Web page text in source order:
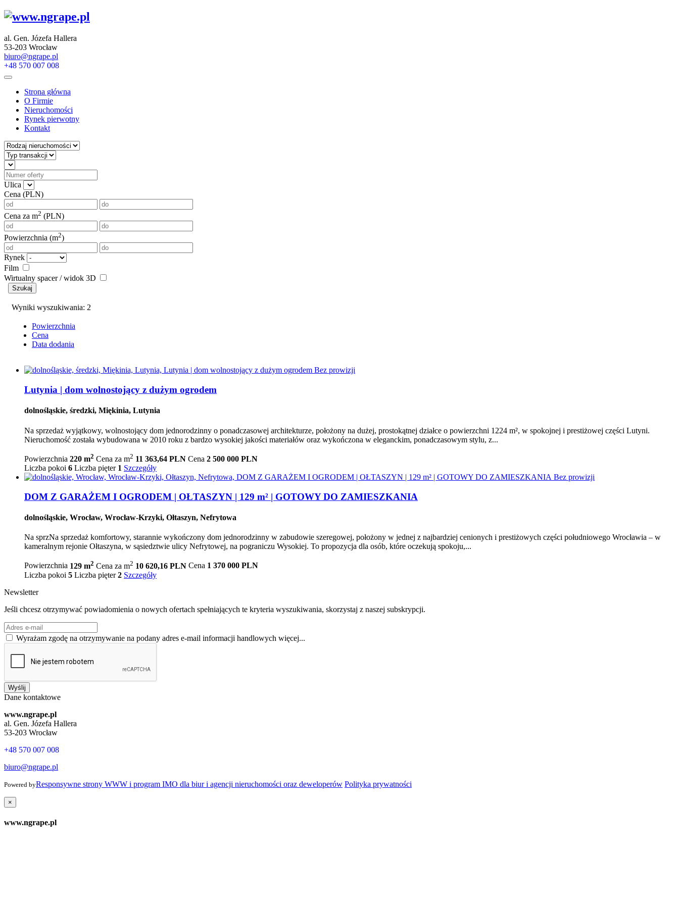
al. Gen. Józefa Hallera
53-203 Wrocław
biuro@ngrape.pl
+48 570 007 008
Strona główna
O Firmie
Nieruchomości
Rynek pierwotny
Kontakt
Ulica
Cena (PLN)
Cena za m2 (PLN)
Powierzchnia (m2)
Rynek
Film
Wirtualny spacer / widok 3D
Szukaj
Wyniki wyszukiwania: 2
Powierzchnia
Cena
Data dodania
Bez prowizji
Lutynia | dom wolnostojący z dużym ogrodem
dolnośląskie, średzki, Miękinia, Lutynia
Na sprzedaż wyjątkowy, wolnostojący dom jednorodzinny o ponadczasowej architekturze, położony na dużej, prostokątnej działce o powierzchni 1224 m², w spokojnej i prestiżowej części Lutyni.
Nieruchomość została wybudowana w 2010 roku z bardzo wysokiej jakości materiałów oraz wykończona w eleganckim, ponadczasowym stylu, z...
Powierzchnia 220 m2 Cena za m2 11 363,64 PLN Cena 2 500 000 PLN
Liczba pokoi 6 Liczba pięter 1 Szczegóły
Bez prowizji
DOM Z GARAŻEM I OGRODEM | OŁTASZYN | 129 m² | GOTOWY DO ZAMIESZKANIA
dolnośląskie, Wrocław, Wrocław-Krzyki, Ołtaszyn, Nefrytowa
Na sprzNa sprzedaż komfortowy, starannie wykończony dom jednorodzinny w zabudowie szeregowej, położony w jednej z najbardziej cenionych i prestiżowych części południowego Wrocławia – w
kameralnym rejonie Ołtaszyna, w sąsiedztwie ulicy Nefrytowej, na pograniczu Wysokiej. To propozycja dla osób, które oczekują spokoju,...
Powierzchnia 129 m2 Cena za m2 10 620,16 PLN Cena 1 370 000 PLN
Liczba pokoi 5 Liczba pięter2 Szczegóły
Newsletter
Jeśli chcesz otrzymywać powiadomienia o nowych ofertach spełniających te kryteria wyszukiwania, skorzystaj z naszej subskrypcji.
Wyrażam zgodę na otrzymywanie na podany adres e-mail informacji handlowych więcej...
Wyślij
Dane kontaktowe
www.ngrape.pl
al. Gen. Józefa Hallera
53-203 Wrocław
+48 570 007 008
biuro@ngrape.pl
Powered byResponsywne strony WWW i program IMO dla biur i agencji nieruchomości oraz deweloperów Polityka prywatności
×
www.ngrape.pl